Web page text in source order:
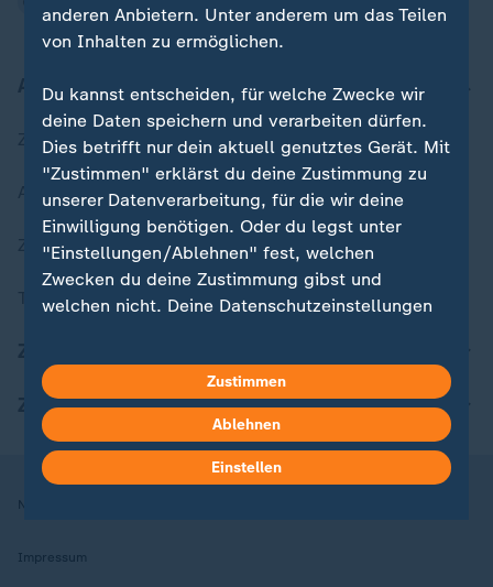
Aktuell bei ZDFheute
Zuletzt veröffentlicht
Aktuelle Sendungs-Videos
ZDFheute Stories
Themen im Überblick
ZDFheute Apps
Nutzungsbedingungen
Impressum
anderen Anbietern. Unter anderem um das Teilen
von Inhalten zu ermöglichen.
Du kannst entscheiden, für welche Zwecke wir
deine Daten speichern und verarbeiten dürfen.
Dies betrifft nur dein aktuell genutztes Gerät. Mit
"Zustimmen" erklärst du deine Zustimmung zu
unserer Datenverarbeitung, für die wir deine
Einwilligung benötigen. Oder du legst unter
"Einstellungen/Ablehnen" fest, welchen
Zwecken du deine Zustimmung gibst und
welchen nicht. Deine Datenschutzeinstellungen
Hier findest du das Impressum.
Weitere Informationen findest du in unserer
Datenschutzerklärung.
Zustimmen
Ablehnen
Einstellen